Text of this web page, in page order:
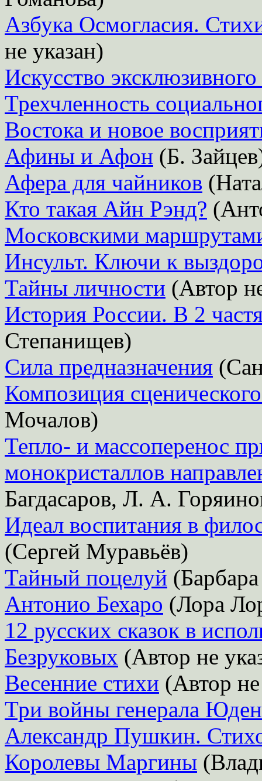
Азбука Осмогласия.
не указан)
Искусство
Трехчленность
Востока и новое
Афины и Афон (Б.
Афера для чайников
Кто такая Айн Рэнд?
Московскими
Инсульт. Ключи к
Тайны личности (Автор
История России. В 2
Степанищев)
Сила предназначения
Композиция
Мочалов)
Тепло- и массоперенос
монокристаллов
Багдасаров, Л. А.
Идеал воспитания в
(Сергей Муравьёв)
Тайный поцелуй
Антонио Бехаро (Лора
12 русских сказок в
Безруковых (Автор не
Весенние стихи (Автор
Три войны генерала
Александр Пушкин.
Королевы Маргины